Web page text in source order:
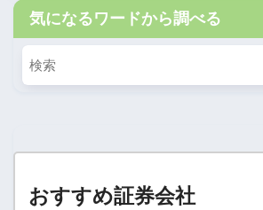
限度面積
特定事業用宅地等 400㎡
特定同族会社事業
貸付事業用宅地等 200㎡
特定居住用宅地等 330㎡
気になるワードから調べる
おすすめ証券会社